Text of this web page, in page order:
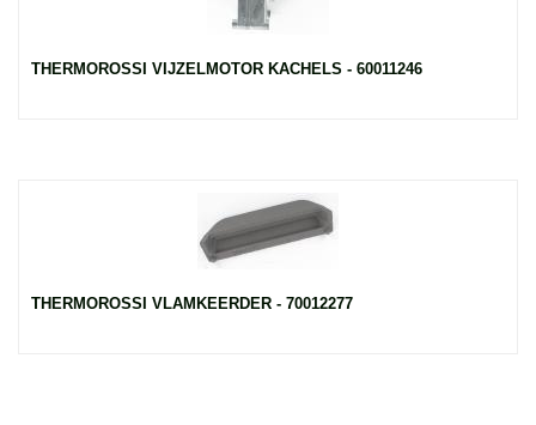
THERMOROSSI VIJZELMOTOR KACHELS - 60011246
THERMOROSSI VLAMKEERDER - 70012277